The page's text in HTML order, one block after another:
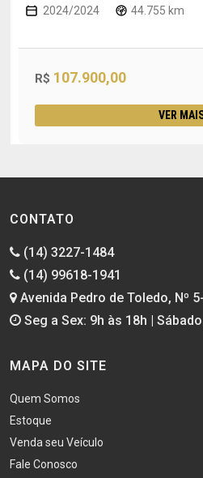
2024/2024 44.755 km
R$ 107.900,00
VER
CONTATO
(14) 3227-1484
(14) 99618-1941
Avenida Pedro de Toledo, Nº
Seg a Sex: 9h às 18h |
MAPA DO SITE
Quem Somos
Estoque
Venda seu Veículo
Fale Conosco